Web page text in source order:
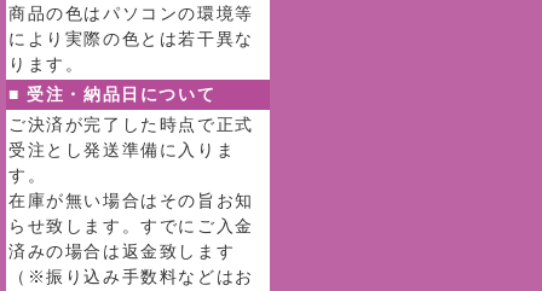
商品の色はパソコンの環境等
により実際の色とは若干異な
ります。
■ 受注・納品日について
ご決済が完了した時点で正式
受注とし発送準備に入りま
す。
在庫が無い場合はその旨お知
らせ致します。すでにご入金
済みの場合は返金致します
（※振り込み手数料などはお